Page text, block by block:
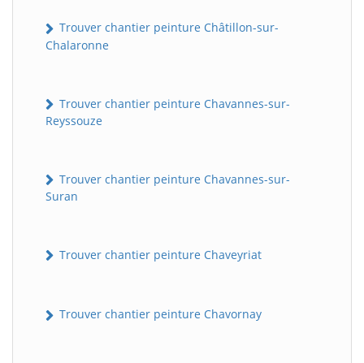
Trouver chantier peinture Châtillon-sur-
Chalaronne
Trouver chantier peinture Chavannes-sur-
Reyssouze
Trouver chantier peinture Chavannes-sur-
Suran
Trouver chantier peinture Chaveyriat
Trouver chantier peinture Chavornay